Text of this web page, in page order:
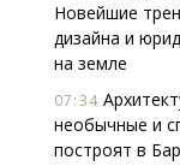
Новейшие
дизайна и
на земле
07:34
необычные и
построят в